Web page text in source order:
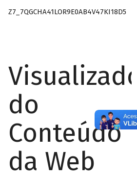
Z7_7QGCHA41LOR9E0AB4V47KI18D5
Visualizador
do
Conteúdo
da Web